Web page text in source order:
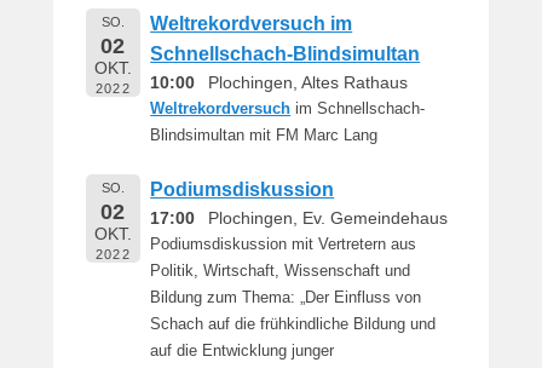
SO.
02
OKT.
2022
Weltrekordversuch im
Schnellschach-Blindsimultan
10:00 Plochingen, Altes Rathaus
Weltrekordversuch im Schnellschach-
Blindsimultan mit FM Marc Lang
SO.
02
OKT.
2022
Podiumsdiskussion
17:00 Plochingen, Ev. Gemeindehaus
Podiumsdiskussion mit Vertretern aus
Politik, Wirtschaft, Wissenschaft und
Bildung zum Thema: „Der Einfluss von
Schach auf die frühkindliche Bildung und
auf die Entwicklung junger